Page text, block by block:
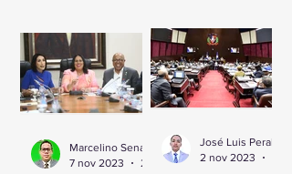
Diputados visitó la
Fortaleza de Santa
Bárbara de
Samaná, a fin de...
un encuentro con
la Directora de
Persecución del...
Marcelino Sena
7 nov 2023
José Luis Peralta
2 nov 2023